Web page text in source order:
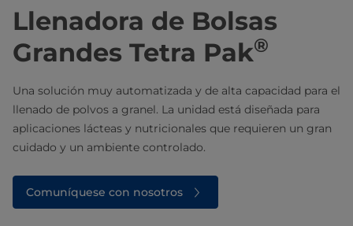
Llenadora de Bolsas
Grandes Tetra Pak®
Una solución muy automatizada y de alta capacidad para el
llenado de polvos a granel. La unidad está diseñada para
aplicaciones lácteas y nutricionales que requieren un gran
cuidado y un ambiente controlado.
Comuníquese con nosotros